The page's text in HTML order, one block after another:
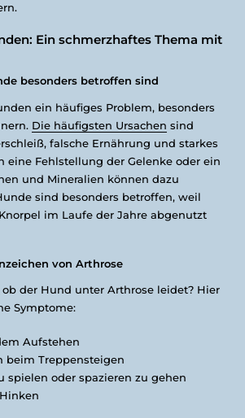
Ein schmerzhaftes Thema mit
besonders betroffen sind
ein häufiges Problem, besonders
Die häufigsten Ursachen sind
falsche Ernährung und starkes
eine Fehlstellung der Gelenke oder ein
und Mineralien können dazu
sind besonders betroffen, weil
im Laufe der Jahre abgenutzt
von Arthrose
der Hund unter Arthrose leidet? Hier
Symptome:
Aufstehen
beim Treppensteigen
spielen oder spazieren zu gehen